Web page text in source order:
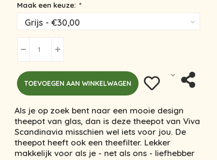
Maak een keuze: *
TOEVOEGEN AAN WINKELWAGEN
Als je op zoek bent naar een mooie design
theepot van glas, dan is deze theepot van Viva
Scandinavia misschien wel iets voor jou. De
theepot heeft ook een theefilter. Lekker
makkelijk voor als je - net als ons - liefhebber